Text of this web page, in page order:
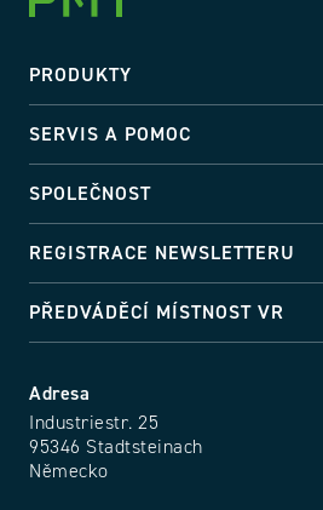
Adresa
Industriestr. 25
95346 Stadtsteinach
Německo
PRODUKTY
SERVIS A POMOC
SPOLEČNOST
REGISTRACE NEWSLETTERU
PŘEDVÁDĚCÍ MÍSTNOST VR